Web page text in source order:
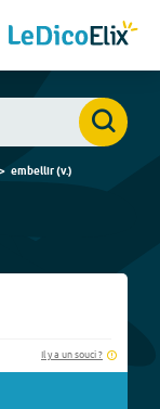
embellir(v.)
Il y a un souci ?